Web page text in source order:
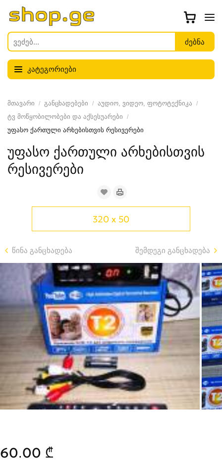
კატეგორიები
მთავარი განცხადებები
აუდიო, ვიდეო, ფოტოტექნიკა
ტვ მოწყობილობები და აქსესუარები
უფასო ქართული არხებისთვის რესივერები
უფასო ქართული არხებისთვის
რესივერები
320 x 50
წინა განცხადება შემდეგი განცხადება
60.00 ₾